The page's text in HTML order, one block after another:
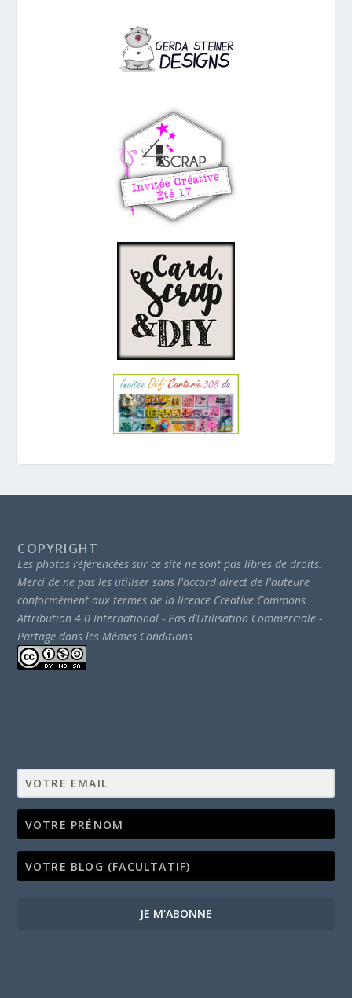
COPYRIGHT
Les photos référencées sur ce site ne sont pas libres de droits.
Merci de ne pas les utiliser sans l'accord direct de l'auteure
conformément aux termes de la licence Creative Commons
Attribution 4.0 International - Pas d’Utilisation Commerciale -
Partage dans les Mêmes Conditions
JE M'ABONNE